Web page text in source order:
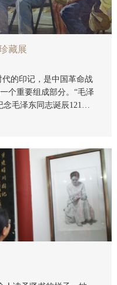
藏展
个重要组成部分。“毛泽
毛泽东同志诞辰121周
文化博物馆）与武汉电
”三大部分，从不同时期
生。 这次与观众
千件藏品